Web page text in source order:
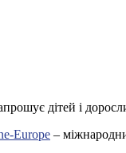
дітей і
Europe –